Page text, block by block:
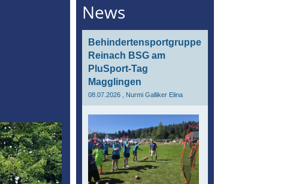
News
Behindertensportgruppe
Reinach BSG am
PluSport-Tag
Magglingen
08.07.2026 , Nurmi Galliker Elina